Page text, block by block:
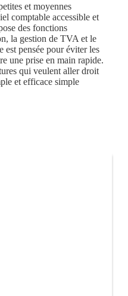
et moyennes
comptable accessible et
des fonctions
la gestion de TVA et le
est pensée pour éviter les
une prise en main rapide.
qui veulent aller droit
et efficace simple